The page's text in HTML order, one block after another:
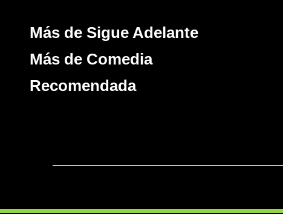
Más de Sigue Adelante
Más de Comedia
Recomendada